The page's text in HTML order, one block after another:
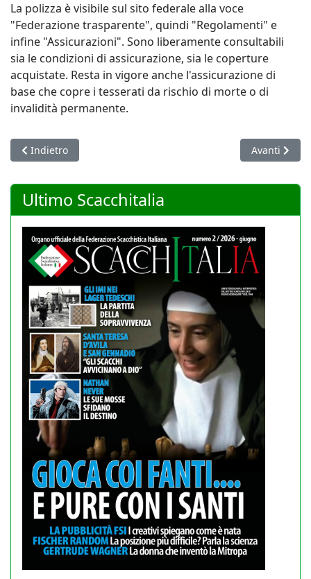
La polizza è visibile sul sito federale alla voce
"Federazione trasparente", quindi "Regolamenti" e
infine "Assicurazioni". Sono liberamente consultabili
sia le condizioni di assicurazione, sia le coperture
acquistate. Resta in vigore anche l'assicurazione di
base che copre i tesserati da rischio di morte o di
invalidità permanente.
Articolo precedente: Un minuto di silenzio per la strage di
Indietro Articolo
Avanti
Ultimo Scacchitalia